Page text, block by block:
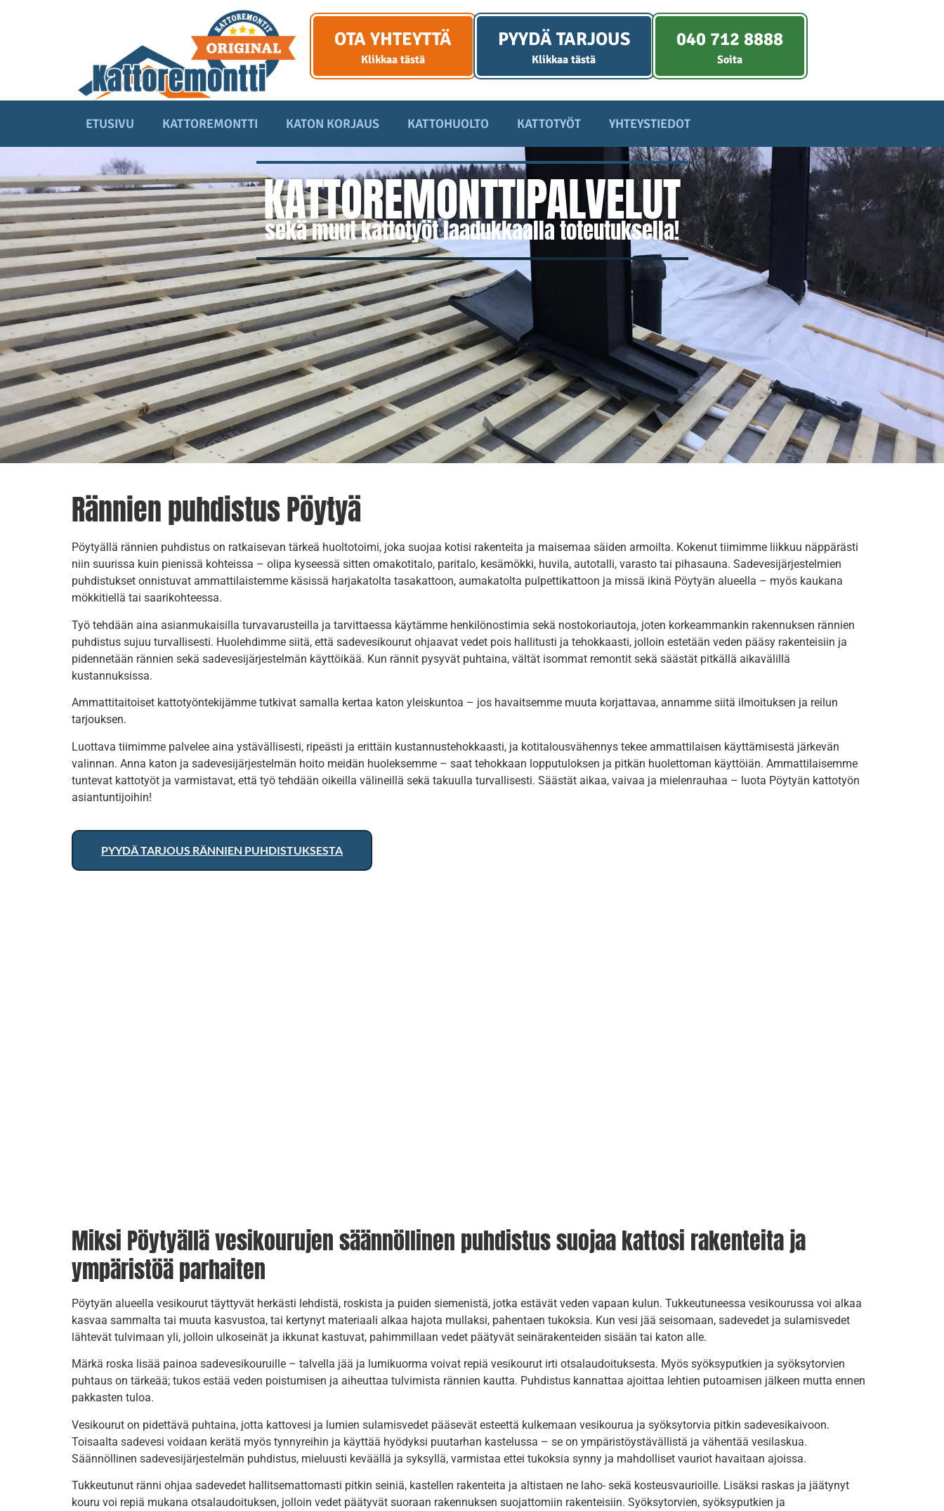
OTA YHTEYTTÄ
Klikkaa tästä
PYYDÄ TARJOUS
Klikkaa tästä
040 712 8888
Soita
ETUSIVU KATTOREMONTTI KATON KORJAUS KATTOHUOLTO KATTOTYÖT YHTEYSTIEDOT
KATTOREMONTTIPALVELUT
sekä muut kattotyöt laadukkaalla toteutuksella!
Rännien puhdistus Pöytyä
Pöytyällä rännien puhdistus on ratkaisevan tärkeä huoltotoimi, joka suojaa kotisi rakenteita ja maisemaa säiden armoilta. Kokenut tiimimme liikkuu näppärästi
niin suurissa kuin pienissä kohteissa – olipa kyseessä sitten omakotitalo, paritalo, kesämökki, huvila, autotalli, varasto tai pihasauna. Sadevesijärjestelmien
puhdistukset onnistuvat ammattilaistemme käsissä harjakatolta tasakattoon, aumakatolta pulpettikattoon ja missä ikinä Pöytyän alueella – myös kaukana
mökkitiellä tai saarikohteessa.
Työ tehdään aina asianmukaisilla turvavarusteilla ja tarvittaessa käytämme henkilönostimia sekä nostokoriautoja, joten korkeammankin rakennuksen rännien
puhdistus sujuu turvallisesti. Huolehdimme siitä, että sadevesikourut ohjaavat vedet pois hallitusti ja tehokkaasti, jolloin estetään veden pääsy rakenteisiin ja
pidennetään rännien sekä sadevesijärjestelmän käyttöikää. Kun rännit pysyvät puhtaina, vältät isommat remontit sekä säästät pitkällä aikavälillä
kustannuksissa.
Ammattitaitoiset kattotyöntekijämme tutkivat samalla kertaa katon yleiskuntoa – jos havaitsemme muuta korjattavaa, annamme siitä ilmoituksen ja reilun
tarjouksen.
Luottava tiimimme palvelee aina ystävällisesti, ripeästi ja erittäin kustannustehokkaasti, ja kotitalousvähennys tekee ammattilaisen käyttämisestä järkevän
valinnan. Anna katon ja sadevesijärjestelmän hoito meidän huoleksemme – saat tehokkaan lopputuloksen ja pitkän huolettoman käyttöiän. Ammattilaisemme
tuntevat kattotyöt ja varmistavat, että työ tehdään oikeilla välineillä sekä takuulla turvallisesti. Säästät aikaa, vaivaa ja mielenrauhaa – luota Pöytyän kattotyön
asiantuntijoihin!
PYYDÄ TARJOUS RÄNNIEN PUHDISTUKSESTA
Miksi Pöytyällä vesikourujen säännöllinen puhdistus suojaa kattosi rakenteita ja
ympäristöä parhaiten
Pöytyän alueella vesikourut täyttyvät herkästi lehdistä, roskista ja puiden siemenistä, jotka estävät veden vapaan kulun. Tukkeutuneessa vesikourussa voi alkaa
kasvaa sammalta tai muuta kasvustoa, tai kertynyt materiaali alkaa hajota mullaksi, pahentaen tukoksia. Kun vesi jää seisomaan, sadevedet ja sulamisvedet
lähtevät tulvimaan yli, jolloin ulkoseinät ja ikkunat kastuvat, pahimmillaan vedet päätyvät seinärakenteiden sisään tai katon alle.
Märkä roska lisää painoa sadevesikouruille – talvella jää ja lumikuorma voivat repiä vesikourut irti otsalaudoituksesta. Myös syöksyputkien ja syöksytorvien
puhtaus on tärkeää; tukos estää veden poistumisen ja aiheuttaa tulvimista rännien kautta. Puhdistus kannattaa ajoittaa lehtien putoamisen jälkeen mutta ennen
pakkasten tuloa.
Vesikourut on pidettävä puhtaina, jotta kattovesi ja lumien sulamisvedet pääsevät esteettä kulkemaan vesikourua ja syöksytorvia pitkin sadevesikaivoon.
Toisaalta sadevesi voidaan kerätä myös tynnyreihin ja käyttää hyödyksi puutarhan kastelussa – se on ympäristöystävällistä ja vähentää vesilaskua.
Säännöllinen sadevesijärjestelmän puhdistus, mieluusti keväällä ja syksyllä, varmistaa ettei tukoksia synny ja mahdolliset vauriot havaitaan ajoissa.
Tukkeutunut ränni ohjaa sadevedet hallitsemattomasti pitkin seiniä, kastellen rakenteita ja altistaen ne laho- sekä kosteusvaurioille. Lisäksi raskas ja jäätynyt
kouru voi repiä mukana otsalaudoituksen, jolloin vedet päätyvät suoraan rakennuksen suojattomiin rakenteisiin. Syöksytorvien, syöksyputkien ja